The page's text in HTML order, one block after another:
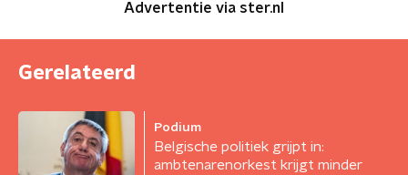
Advertentie via ster.nl
Gerelateerd
Podium
Belgische politiek grijpt in:
ambtenarenorkest krijgt minder